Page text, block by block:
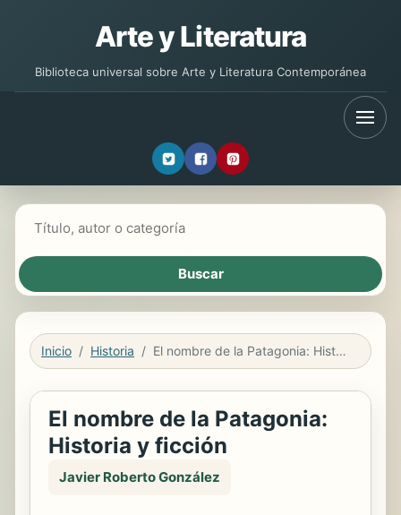
Arte y Literatura
Biblioteca universal sobre Arte y Literatura Contemporánea
Inicio Historia El nombre de la Patagonia: Historia y ficción
El nombre de la Patagonia:
Historia y ficción
Javier Roberto González